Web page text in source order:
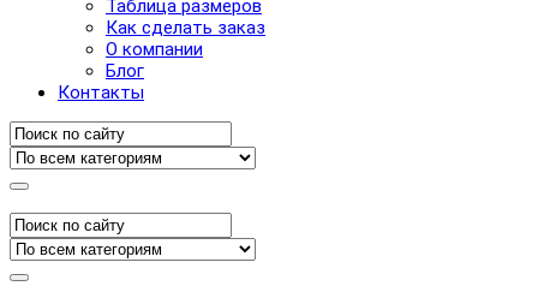
Таблица размеров
Как сделать заказ
О компании
Блог
Контакты